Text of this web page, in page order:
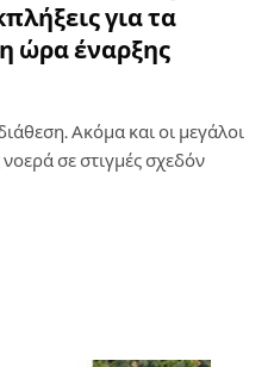
για τα
ώρα έναρξης
Ακόμα και οι μεγάλοι
νοερά σε στιγμές σχεδόν